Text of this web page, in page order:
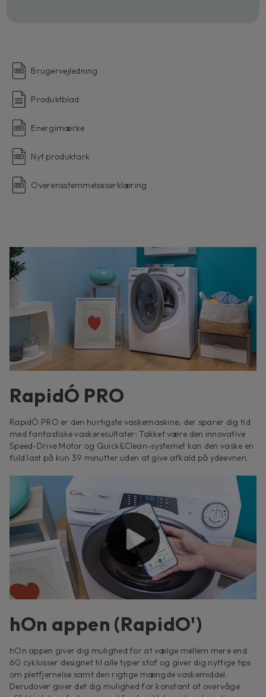
Brugervejledning
Produktblad
Energimærke
Nyt produktark
Overensstemmelseserklæring
RapidÓ PRO
RapidÓ PRO er den hurtigste vaskemaskine, der sparer dig tid
med fantastiske vaskeresultater: Takket være den innovative
Speed-Drive Motor og Quick&Clean-systemet kan den vaske en
fuld last på kun 39 minutter uden at give afkald på ydeevnen.
hOn appen (RapidO')
hOn appen giver dig mulighed for at vælge mellem mere end
60 cyklusser designet til alle typer stof og giver dig nyttige tips
om pletfjernelse samt den rigtige mængde vaskemiddel.
Derudover giver det dig mulighed for konstant at overvåge